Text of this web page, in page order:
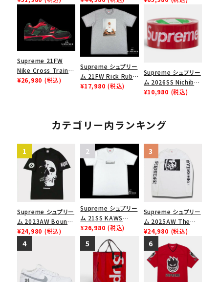
Low AF1 シュプリー
ムグッドイナフ ナイキ
エアフォース１スニー
カー シューズ ホワイ
ト
Box Logo Tee MM6
メゾンマルジェラボッ
クスロゴTシャツ ホ
ワイト 白
リングトートバッグ
ブラック
Supreme 21FW
Nike Cross Trainer
Low ナイキクロスト
¥26,980 (税込)
Supreme シュプリー
ム 21FW Rick Rubin
Tee リックルービンT
¥17,980 (税込)
Supreme シュプリー
ム 2026SS Nichiban
Packing Tape ニ
¥10,980 (税込)
カテゴリー内ランキング
Supreme シュプリー
ム 2023AW Bounty
Hunter Skulls Tee
バウンティハンタース
カルズTシャツ ブラッ
¥24,980 (税込)
Supreme シュプリー
ム 21SS KAWS
Chalk Logo Tee カ
ウズチョークロゴTシ
ャツ ホワイト
¥26,980 (税込)
Supreme シュプリー
ム 2025AW The
Exorcist Mother
L/S Tee エクソシス
ト マザー ロングスリ
ーブTシャツ ホワイ
¥24,980 (税込)